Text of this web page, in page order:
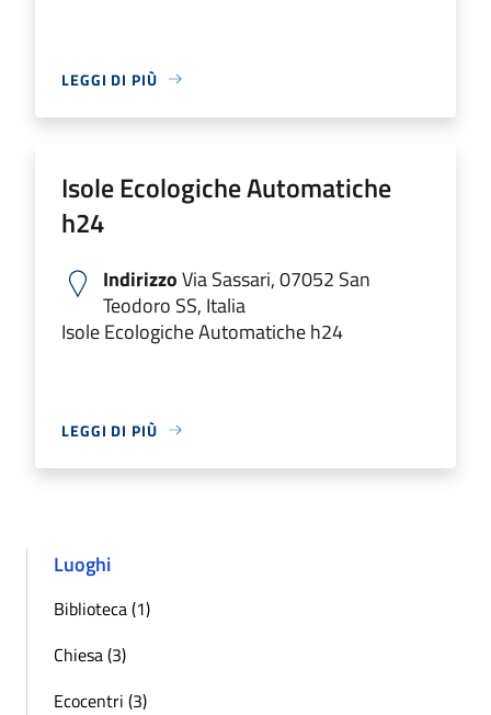
LEGGI DI PIÙ
Isole Ecologiche Automatiche
h24
IndirizzoVia Sassari, 07052 San
Teodoro SS, Italia
Isole Ecologiche Automatiche h24
LEGGI DI PIÙ
Luoghi
Biblioteca (1)
Chiesa (3)
Ecocentri (3)